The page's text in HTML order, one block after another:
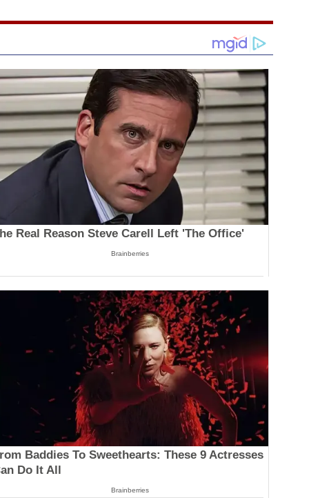
Real Reason Steve Carell Left 'The Office'
Brainberries
Baddies To Sweethearts: These 9 Actresses
Do It All
Brainberries